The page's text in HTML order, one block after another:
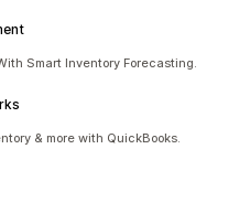
Smart Inventory Forecasting.
& more with QuickBooks.